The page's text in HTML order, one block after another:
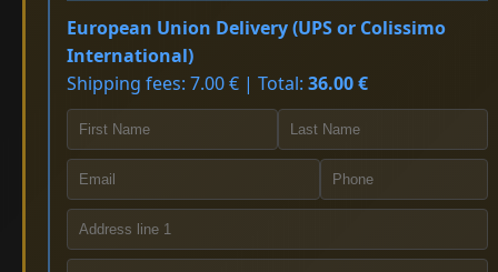
European Union Delivery (UPS or Colissimo
International)
Shipping fees: 7.00 € | Total: 36.00 €